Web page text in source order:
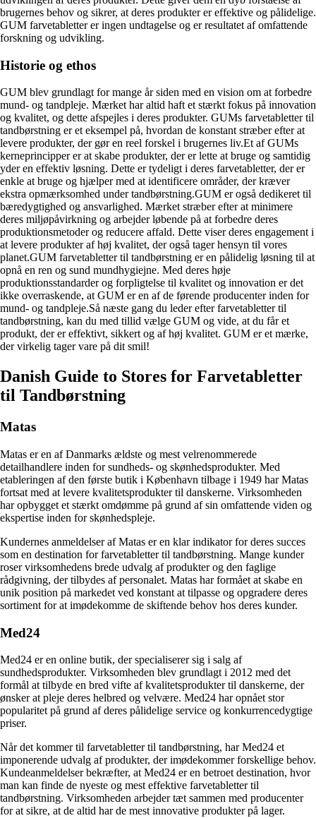
brugernes behov og sikrer, at deres produkter er effektive og pålidelige.
GUM farvetabletter er ingen undtagelse og er resultatet af omfattende
forskning og udvikling.
Historie og ethos
GUM blev grundlagt for mange år siden med en vision om at forbedre
mund- og tandpleje. Mærket har altid haft et stærkt fokus på innovation
og kvalitet, og dette afspejles i deres produkter. GUMs farvetabletter til
tandbørstning er et eksempel på, hvordan de konstant stræber efter at
levere produkter, der gør en reel forskel i brugernes liv.Et af GUMs
kerneprincipper er at skabe produkter, der er lette at bruge og samtidig
yder en effektiv løsning. Dette er tydeligt i deres farvetabletter, der er
enkle at bruge og hjælper med at identificere områder, der kræver
ekstra opmærksomhed under tandbørstning.GUM er også dedikeret til
bæredygtighed og ansvarlighed. Mærket stræber efter at minimere
deres miljøpåvirkning og arbejder løbende på at forbedre deres
produktionsmetoder og reducere affald. Dette viser deres engagement i
at levere produkter af høj kvalitet, der også tager hensyn til vores
planet.GUM farvetabletter til tandbørstning er en pålidelig løsning til at
opnå en ren og sund mundhygiejne. Med deres høje
produktionsstandarder og forpligtelse til kvalitet og innovation er det
ikke overraskende, at GUM er en af ​​de førende producenter inden for
mund- og tandpleje.Så næste gang du leder efter farvetabletter til
tandbørstning, kan du med tillid vælge GUM og vide, at du får et
produkt, der er effektivt, sikkert og af høj kvalitet. GUM er et mærke,
der virkelig tager vare på dit smil!
Danish Guide to Stores for Farvetabletter
til Tandbørstning
Matas
Matas er en af Danmarks ældste og mest velrenommerede
detailhandlere inden for sundheds- og skønhedsprodukter. Med
etableringen af den første butik i København tilbage i 1949 har Matas
fortsat med at levere kvalitetsprodukter til danskerne. Virksomheden
har opbygget et stærkt omdømme på grund af sin omfattende viden og
ekspertise inden for skønhedspleje.
Kundernes anmeldelser af Matas er en klar indikator for deres succes
som en destination for farvetabletter til tandbørstning. Mange kunder
roser virksomhedens brede udvalg af produkter og den faglige
rådgivning, der tilbydes af personalet. Matas har formået at skabe en
unik position på markedet ved konstant at tilpasse og opgradere deres
sortiment for at imødekomme de skiftende behov hos deres kunder.
Med24
Med24 er en online butik, der specialiserer sig i salg af
sundhedsprodukter. Virksomheden blev grundlagt i 2012 med det
formål at tilbyde en bred vifte af kvalitetsprodukter til danskerne, der
ønsker at pleje deres helbred og velvære. Med24 har opnået stor
popularitet på grund af deres pålidelige service og konkurrencedygtige
priser.
Når det kommer til farvetabletter til tandbørstning, har Med24 et
imponerende udvalg af produkter, der imødekommer forskellige behov.
Kundeanmeldelser bekræfter, at Med24 er en betroet destination, hvor
man kan finde de nyeste og mest effektive farvetabletter til
tandbørstning. Virksomheden arbejder tæt sammen med producenter
for at sikre, at de altid har de mest innovative produkter på lager.